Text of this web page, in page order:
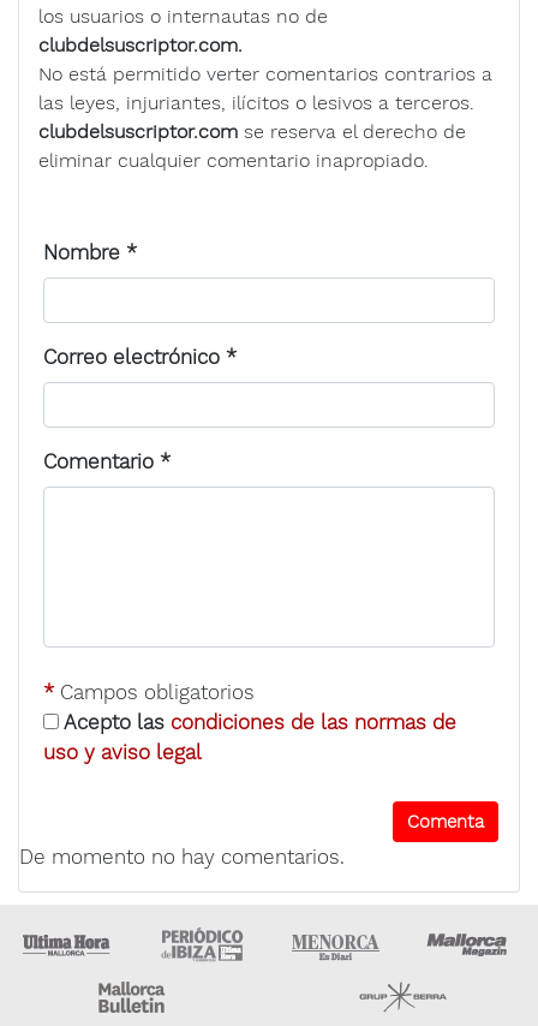
los usuarios o internautas no de
clubdelsuscriptor.com.
No está permitido verter comentarios contrarios a
las leyes, injuriantes, ilícitos o lesivos a terceros.
clubdelsuscriptor.com se reserva el derecho de
eliminar cualquier comentario inapropiado.
Nombre *
Correo electrónico *
Comentario *
* Campos obligatorios
Acepto las condiciones de las normas de
uso y aviso legal
De momento no hay comentarios.
Ultima Hora Ultima hora Ibiza Menorca • Es Diari